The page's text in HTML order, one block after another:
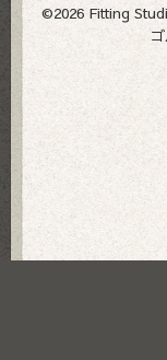
©2026 Fitting